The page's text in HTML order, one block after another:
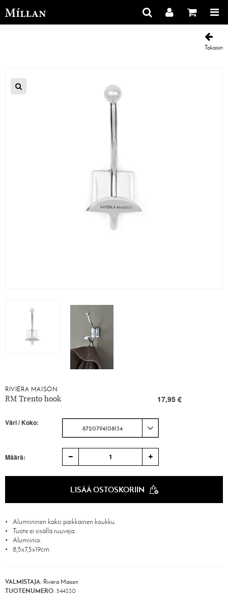
Takaisin
RIVIÈRA MAISON
RM Trento hook 17,95 €
Väri / Koko:
8720794108134
Määrä: 1
LISÄÄ OSTOSKORIIN
Alumiininen kaksi paikkainen koukku.
Tuote ei sisällä ruuveja.
Alumiinia.
8,5x7,5x19cm.
VALMISTAJA: Rivièra Maison
TUOTENUMERO: 544330